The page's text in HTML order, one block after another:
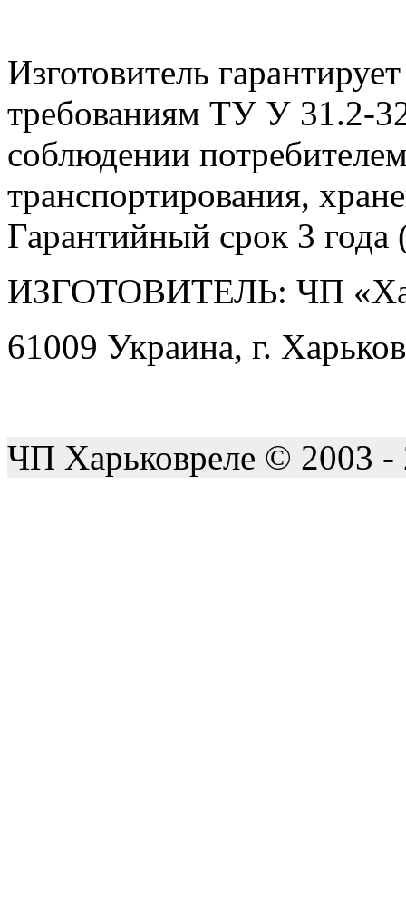
Изготовитель
требованиям ТУ У 31.2-
соблюдении
транспортирования,
Гарантийный срок 3 года
ИЗГОТОВИТЕЛЬ: ЧП
61009 Украина, г.
ЧП Харьковреле © 2003 -